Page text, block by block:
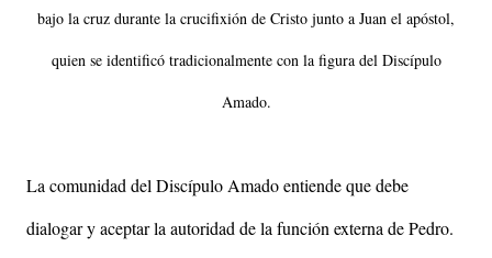
bajo la cruz durante la crucifixión de Cristo junto a Juan el apóstol,
quien se identificó tradicionalmente con la figura del Discípulo
Amado.
La comunidad del Discípulo Amado entiende que debe
dialogar y aceptar la autoridad de la función externa de Pedro.